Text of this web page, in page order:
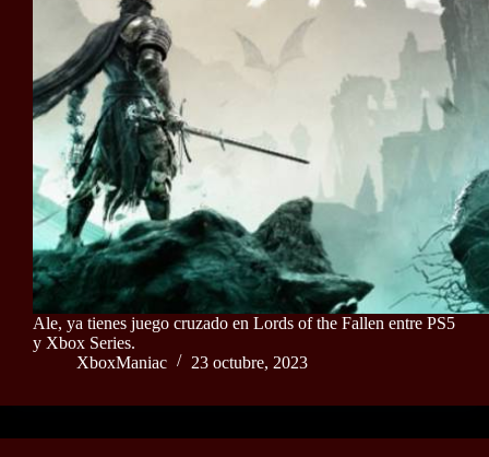
Ale, ya tienes juego cruzado en Lords of the Fallen entre PS5
y Xbox Series.
XboxManiac
23 octubre, 2023